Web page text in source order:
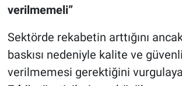
verilmemeli”
Sektörde rekabetin arttığını
baskısı nedeniyle kalite ve
verilmemesi gerektiğini